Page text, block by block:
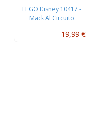
LEGO Disney 10417 -
Mack Al Circuito
19,99 €